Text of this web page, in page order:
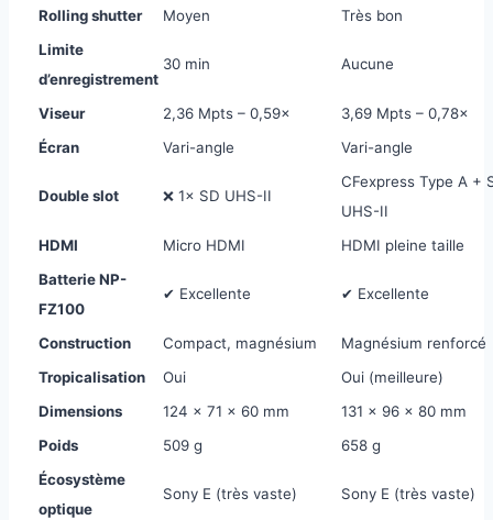
Rolling shutter Moyen
Très bon
Limite
d’enregistrement
30 min Aucune
Viseur 2,36 Mpts – 0,59×
3,69 Mpts – 0,78×
Écran
Vari-angle Vari-angle
Double slot ❌ 1× SD UHS-II
CFexpress Type A +
UHS-II
HDMI
Micro HDMI
HDMI pleine taille
Batterie NP-
FZ100
✔ Excellente ✔ Excellente
Construction Compact, magnésium
Magnésium renforcé
Tropicalisation
Oui
Oui (meilleure)
Dimensions
124 × 71 × 60 mm
131 × 96 × 80 mm
Poids
509 g
658 g
Écosystème
optique
Sony E (très vaste) Sony E (très vaste)